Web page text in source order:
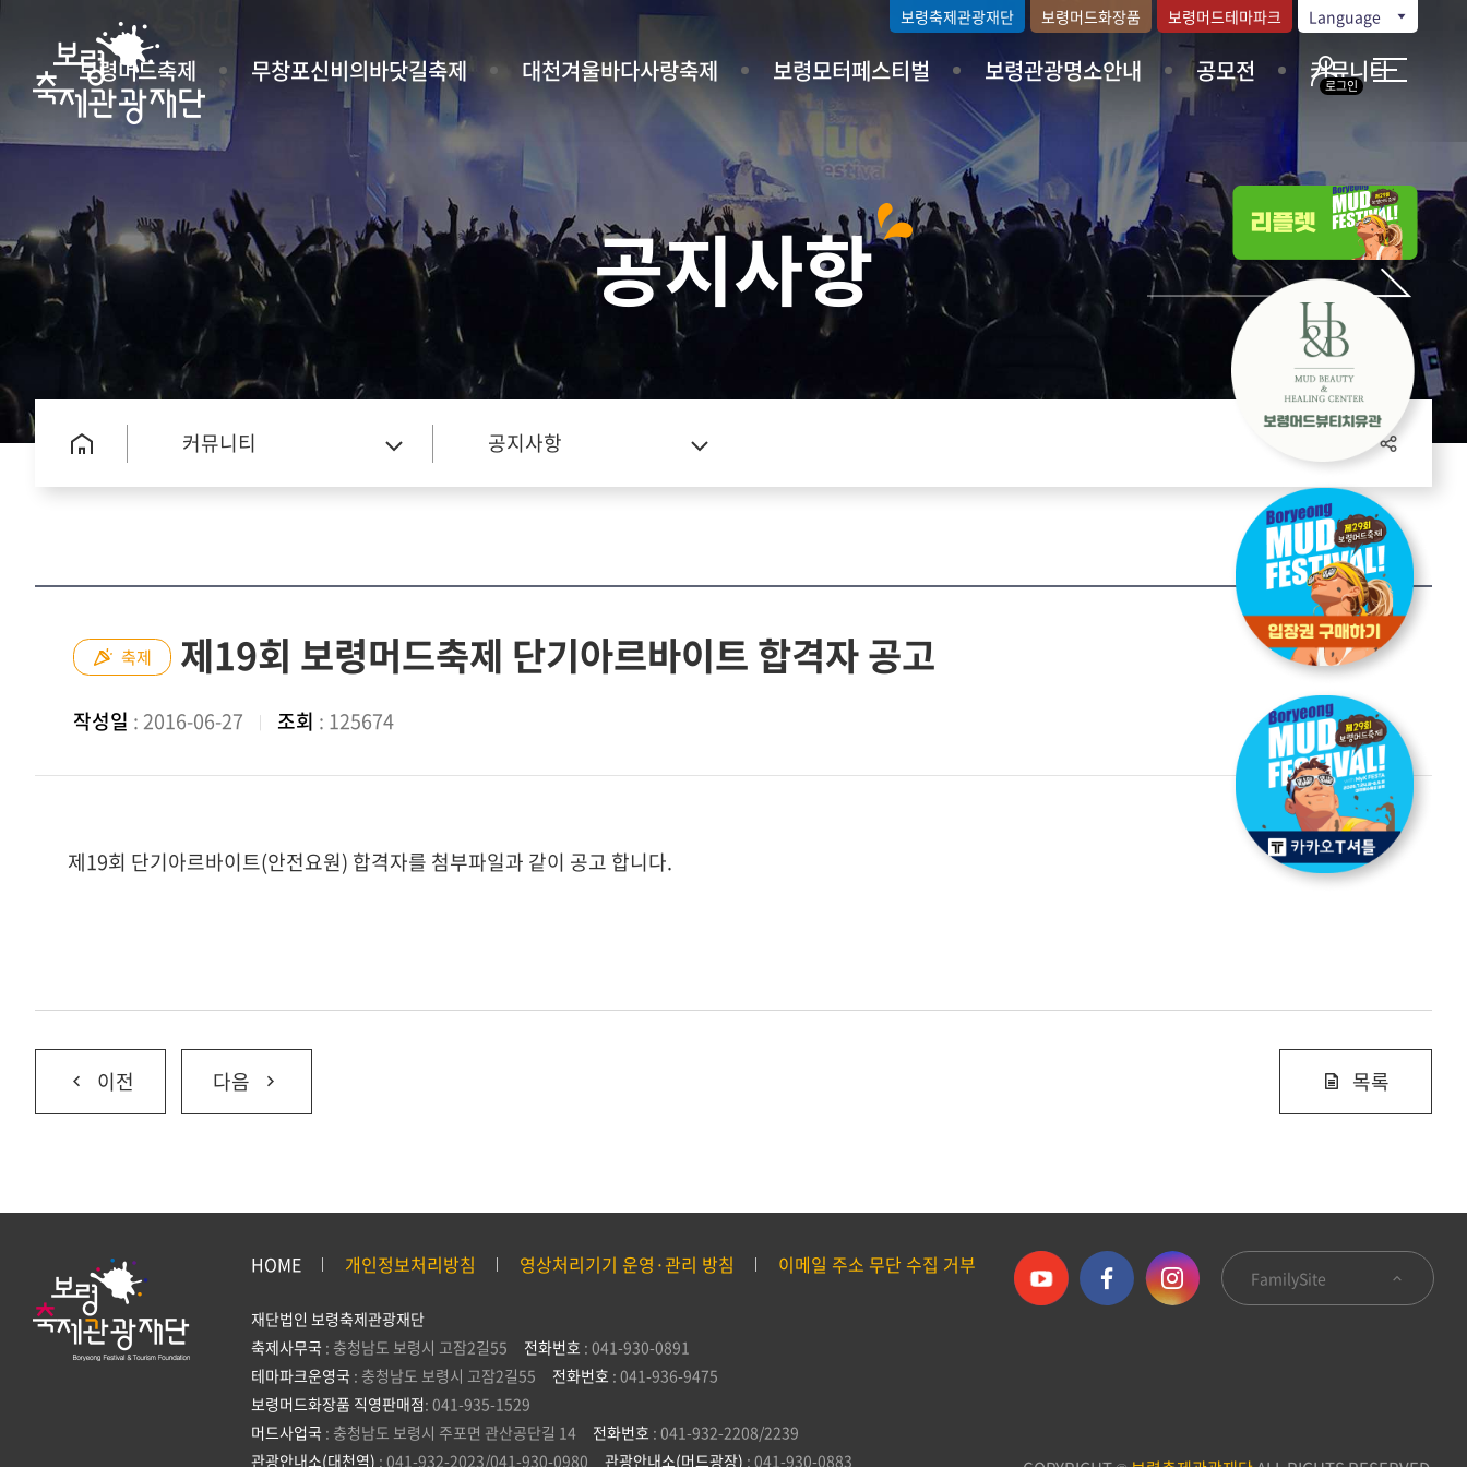
보령머드축제 무창포신비의바닷길축제 대천겨울바다사랑축제 보령모터페스티벌 보령관광명소안내 공모전 커뮤니티
보령축제관광재단 보령머드화장품 보령머드테마파크 Language
로그인
공지사항
커뮤니티 공지사항
축제 제19회 보령머드축제 단기아르바이트 합격자 공고
작성일 : 2016-06-27 조회 : 125674
제19회 단기아르바이트(안전요원) 합격자를 첨부파일과 같이 공고 합니다.
이전 다음 목록
HOME 개인정보처리방침 영상처리기기 운영·관리 방침 이메일 주소 무단 수집 거부
재단법인 보령축제관광재단
축제사무국 : 충청남도 보령시 고잠2길55 전화번호 : 041-930-0891
테마파크운영국 : 충청남도 보령시 고잠2길55 전화번호 : 041-936-9475
보령머드화장품 직영판매점: 041-935-1529
머드사업국 : 충청남도 보령시 주포면 관산공단길 14 전화번호 : 041-932-2208/2239
관광안내소(대천역) : 041-932-2023/041-930-0980 관광안내소(머드광장) : 041-930-0883
FamilySite